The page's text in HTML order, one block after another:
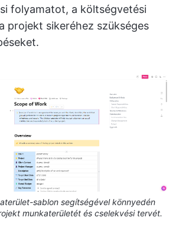
folyamatot, a költségvetési
projekt sikeréhez szükséges
sablon segítségével könnyedén
munkaterületét és cselekvési tervét.